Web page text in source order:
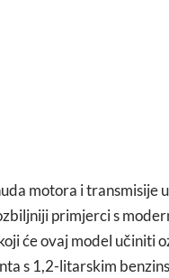
motora i
primjerci s
će ovaj model učiniti
s 1,2-litarskim